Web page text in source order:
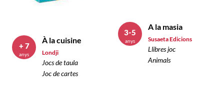
À la cuisine
Londji
Jocs de taula
Joc de cartes
+ 7
anys
A la masia
Susaeta Edicions
Llibres joc
Animals
3-5
anys